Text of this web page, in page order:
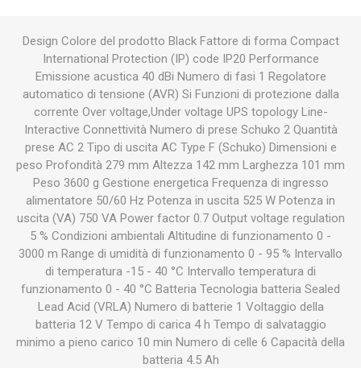
Design Colore del prodotto Black Fattore di forma Compact
International Protection (IP) code IP20 Performance
Emissione acustica 40 dBi Numero di fasi 1 Regolatore
automatico di tensione (AVR) Si Funzioni di protezione dalla
corrente Over voltage,Under voltage UPS topology Line-
Interactive Connettività Numero di prese Schuko 2 Quantità
prese AC 2 Tipo di uscita AC Type F (Schuko) Dimensioni e
peso Profondità 279 mm Altezza 142 mm Larghezza 101 mm
Peso 3600 g Gestione energetica Frequenza di ingresso
alimentatore 50/60 Hz Potenza in uscita 525 W Potenza in
uscita (VA) 750 VA Power factor 0.7 Output voltage regulation
5 % Condizioni ambientali Altitudine di funzionamento 0 -
3000 m Range di umidità di funzionamento 0 - 95 % Intervallo
di temperatura -15 - 40 °C Intervallo temperatura di
funzionamento 0 - 40 °C Batteria Tecnologia batteria Sealed
Lead Acid (VRLA) Numero di batterie 1 Voltaggio della
batteria 12 V Tempo di carica 4 h Tempo di salvataggio
minimo a pieno carico 10 min Numero di celle 6 Capacità della
batteria 4.5 Ah